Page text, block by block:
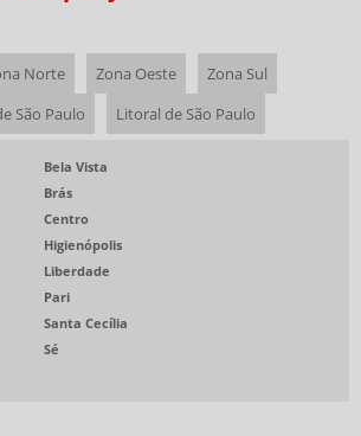
SAUDÁVEL
CORPORATIVO
CORPORATIVO SP
PARA GRANDES EMPRESAS
PARA INDÚSTRIAS
Norte Zona Oeste
Zona Sul
São Paulo Litoral de São Paulo
Bela Vista
Brás
Centro
Higienópolis
Liberdade
Pari
Santa Cecília
Sé